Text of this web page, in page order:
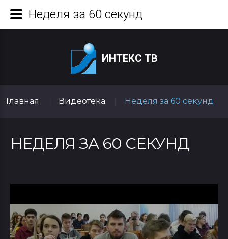
ИНТЕКС ТВ
Главная Видеотека Неделя за 60 секунд
НЕДЕЛЯ ЗА 60 СЕКУНД
Неделя за 60 секунд